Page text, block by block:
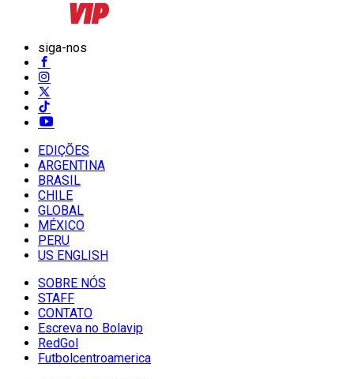
siga-nos
EDIÇÕES
ARGENTINA
BRASIL
CHILE
GLOBAL
MÉXICO
PERU
US ENGLISH
SOBRE NÓS
STAFF
CONTATO
Escreva no Bolavip
RedGol
Futbolcentroamerica